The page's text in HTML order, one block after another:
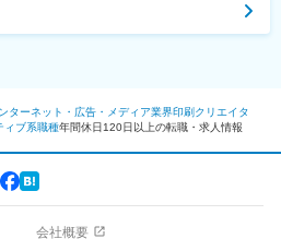
ターネット・広告・メディア業界印刷 クリエイタ
ィブ系職種年間休日120日以上の転職・求人情報
会社概要